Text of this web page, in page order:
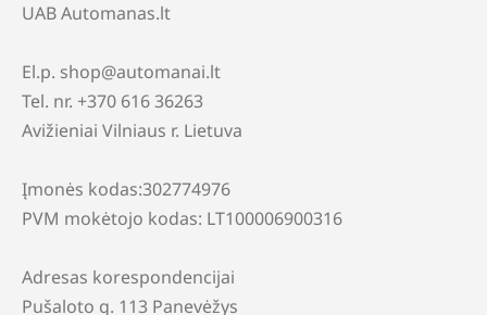
UAB Automanas.lt
El.p. shop@automanai.lt
Tel. nr. +370 616 36263
Avižieniai Vilniaus r. Lietuva
Įmonės kodas:302774976
PVM mokėtojo kodas: LT100006900316
Adresas korespondencijai
Pušaloto g. 113 Panevėžys